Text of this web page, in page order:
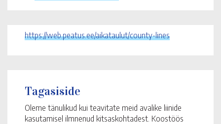
https://web.peatus.ee/aikataulut/county-lines
Tagasiside
Oleme tänulikud kui teavitate meid avalike liinide
kasutamisel ilmnenud kitsaskohtadest. Koostöös